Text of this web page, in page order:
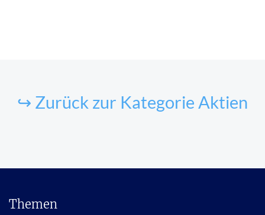
↪ Zurück zur Kategorie Aktien
Themen